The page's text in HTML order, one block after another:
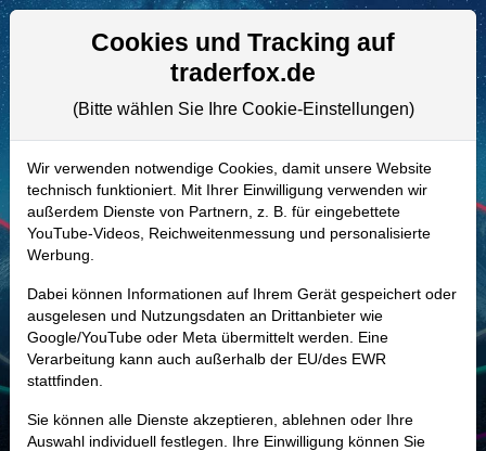
Aktien- und Artikelsuche
901951 | PEGA–Pegasystems
Aktie
Realtime-Aktienkurs:
- - -
-
Marktkapitalisierung 5,21 Mrd. USD
Unternehmenswert
Umsatz 1,75 Mrd. USD
Cookies und Tracking auf
traderfox.de
(Bitte wählen Sie Ihre Cookie-Einstellungen)
Wir verwenden notwendige Cookies, damit unsere Website
technisch funktioniert. Mit Ihrer Einwilligung verwenden wir
außerdem Dienste von Partnern, z. B. für eingebettete
YouTube-Videos, Reichweitenmessung und personalisierte
Werbung.
Dabei können Informationen auf Ihrem Gerät gespeichert oder
ausgelesen und Nutzungsdaten an Drittanbieter wie
Google/YouTube oder Meta übermittelt werden. Eine
Verarbeitung kann auch außerhalb der EU/des EWR
stattfinden.
Sie können alle Dienste akzeptieren, ablehnen oder Ihre
Auswahl individuell festlegen. Ihre Einwilligung können Sie